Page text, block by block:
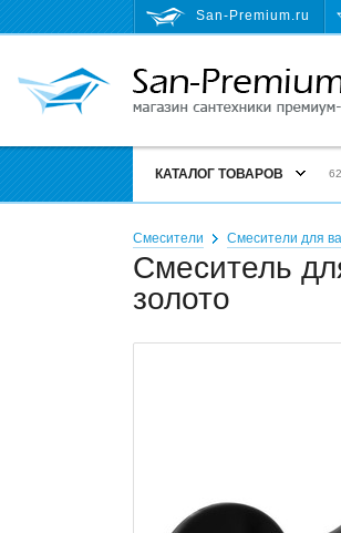
San-Premium.ru
КАТАЛОГ ТОВАРОВ
Смесители Смесители для
Смеситель
золото